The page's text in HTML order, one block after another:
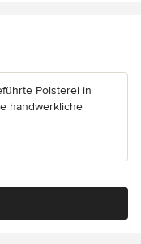
Polsterei in
handwerkliche